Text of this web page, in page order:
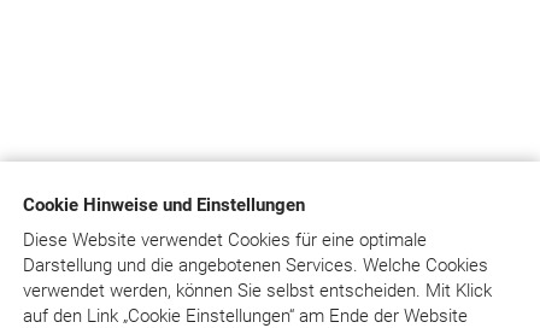
Cookie Hinweise und Einstellungen
Diese Website verwendet Cookies für eine optimale
Darstellung und die angebotenen Services. Welche Cookies
verwendet werden, können Sie selbst entscheiden. Mit Klick
aufden Link „Cookie Einstellungen“ am Ende der Website